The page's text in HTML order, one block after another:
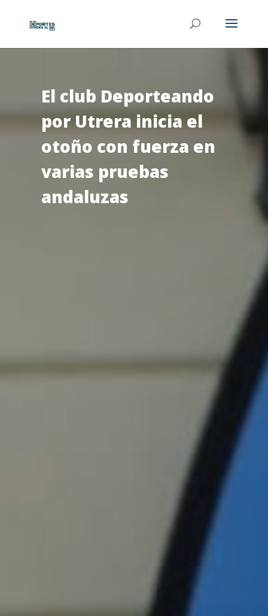
El club Deporteando
por Utrera inicia el
otoño con fuerza en
varias pruebas
andaluzas